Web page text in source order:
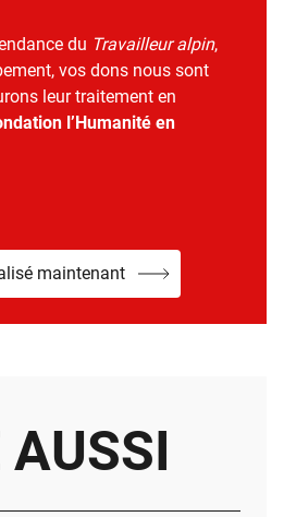
du Travailleur alpin,
vos dons nous sont
leur traitement en
l’Humanité en
maintenant